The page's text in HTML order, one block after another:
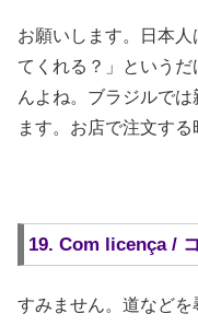
お願いします。日本
てくれる？」という
んよね。ブラジルで
ます。お店で注文する
19. Com licença /
すみません。道などを